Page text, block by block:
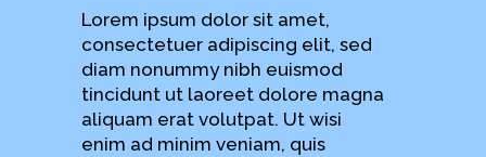
Lorem ipsum dolor sit amet,
consectetuer adipiscing elit, sed
diam nonummy nibh euismod
tincidunt ut laoreet dolore magna
aliquam erat volutpat. Ut wisi
enim ad minim veniam, quis